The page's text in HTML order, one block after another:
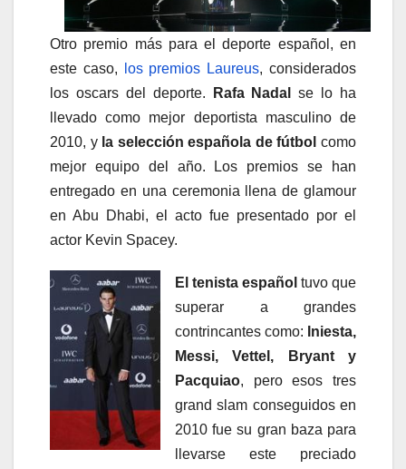
Otro premio más para el deporte español, en
este caso, los premios Laureus, considerados
los oscars del deporte. Rafa Nadalse lo ha
llevado como mejor deportista masculino de
2010, y la selección española de fútbol como
mejor equipo del año. Los premios se han
entregado en una ceremonia llena de glamour
en Abu Dhabi, el acto fue presentado por el
actor Kevin Spacey.
El tenista español tuvo que
superar a grandes
contrincantes como: Iniesta,
Messi, Vettel, Bryant y
Pacquiao, pero esos tres
grand slam conseguidos en
2010 fue su gran baza para
llevarse este preciado